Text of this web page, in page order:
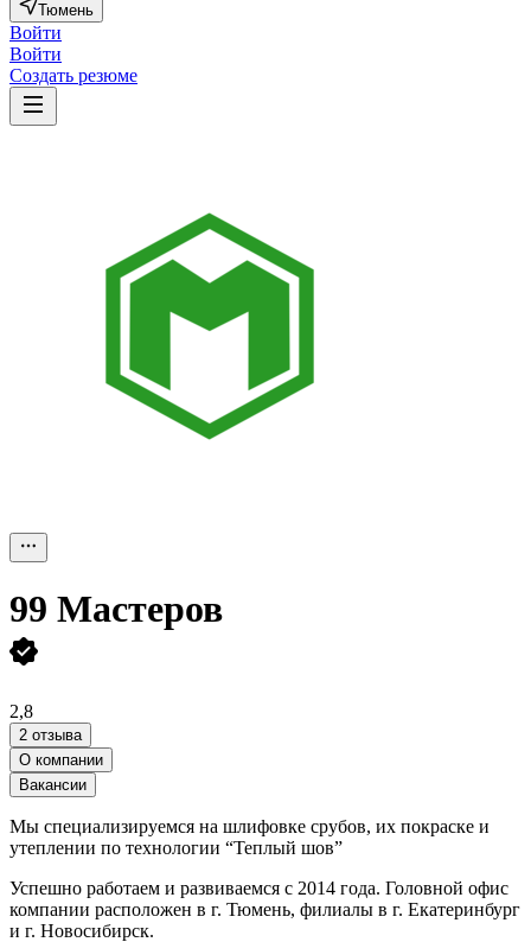
Тюмень
Войти
Войти
Создать резюме
99 Мастеров
2,8
2 отзыва
О компании
Вакансии
Мы специализируемся на шлифовке срубов, их покраске и
утеплении по технологии “Теплый шов”
Успешно работаем и развиваемся с 2014 года. Головной офис
компании расположен в г. Тюмень, филиалы в г. Екатеринбург
и г. Новосибирск.